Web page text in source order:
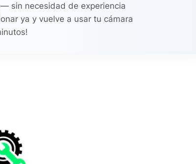
sin necesidad de experiencia
ya y vuelve a usar tu cámara